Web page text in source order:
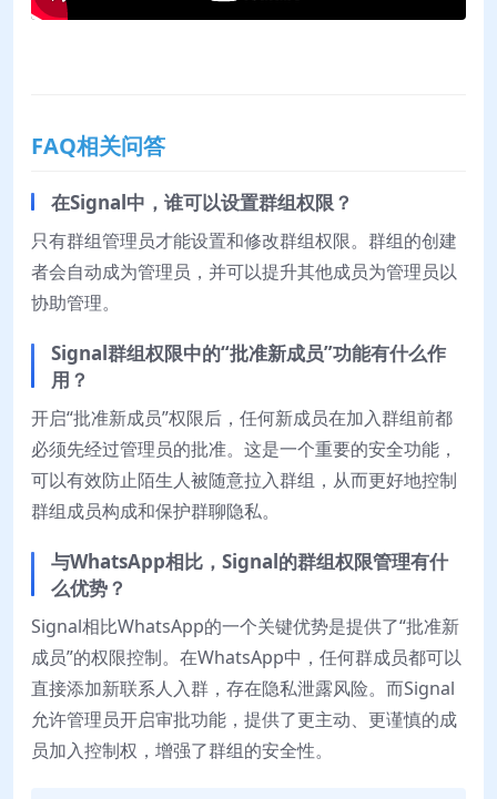
FAQ相关问答
在Signal中，谁可以设置群组权限？
只有群组管理员才能设置和修改群组权限。群组的创建
者会自动成为管理员，并可以提升其他成员为管理员以
协助管理。
Signal群组权限中的“批准新成员”功能有什么作
用？
开启“批准新成员”权限后，任何新成员在加入群组前都
必须先经过管理员的批准。这是一个重要的安全功能，
可以有效防止陌生人被随意拉入群组，从而更好地控制
群组成员构成和保护群聊隐私。
与WhatsApp相比，Signal的群组权限管理有什
么优势？
Signal相比WhatsApp的一个关键优势是提供了“批准新
成员”的权限控制。在WhatsApp中，任何群成员都可以
直接添加新联系人入群，存在隐私泄露风险。而Signal
允许管理员开启审批功能，提供了更主动、更谨慎的成
员加入控制权，增强了群组的安全性。